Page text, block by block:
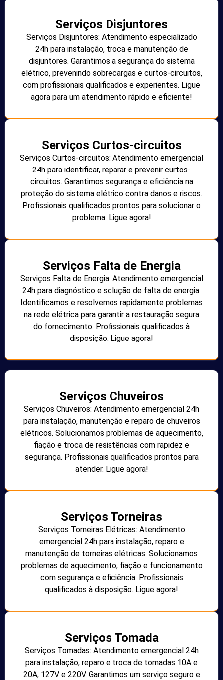
Serviços Disjuntores
Serviços Disjuntores: Atendimento especializado
24h para instalação, troca e manutenção de
disjuntores. Garantimos a segurança do sistema
elétrico, prevenindo sobrecargas e curtos-circuitos,
com profissionais qualificados e experientes. Ligue
agora para um atendimento rápido e eficiente!
Serviços Curtos-circuitos
Serviços Curtos-circuitos: Atendimento emergencial
24h para identificar, reparar e prevenir curtos-
circuitos. Garantimos segurança e eficiência na
proteção do sistema elétrico contra danos e riscos.
Profissionais qualificados prontos para solucionar o
problema. Ligue agora!
Serviços Falta de Energia
Serviços Falta de Energia: Atendimento emergencial
24h para diagnóstico e solução de falta de energia.
Identificamos e resolvemos rapidamente problemas
na rede elétrica para garantir a restauração segura
do fornecimento. Profissionais qualificados à
disposição. Ligue agora!
Serviços Chuveiros
Serviços Chuveiros: Atendimento emergencial 24h
para instalação, manutenção e reparo de chuveiros
elétricos. Solucionamos problemas de aquecimento,
fiação e troca de resistências com rapidez e
segurança. Profissionais qualificados prontos para
atender. Ligue agora!
Serviços Torneiras
Serviços Torneiras Elétricas: Atendimento
emergencial 24h para instalação, reparo e
manutenção de torneiras elétricas. Solucionamos
problemas de aquecimento, fiação e funcionamento
com segurança e eficiência. Profissionais
qualificados à disposição. Ligue agora!
Serviços Tomada
Serviços Tomadas: Atendimento emergencial 24h
para instalação, reparo e troca de tomadas 10A e
20A, 127V e 220V. Garantimos um serviço seguro e